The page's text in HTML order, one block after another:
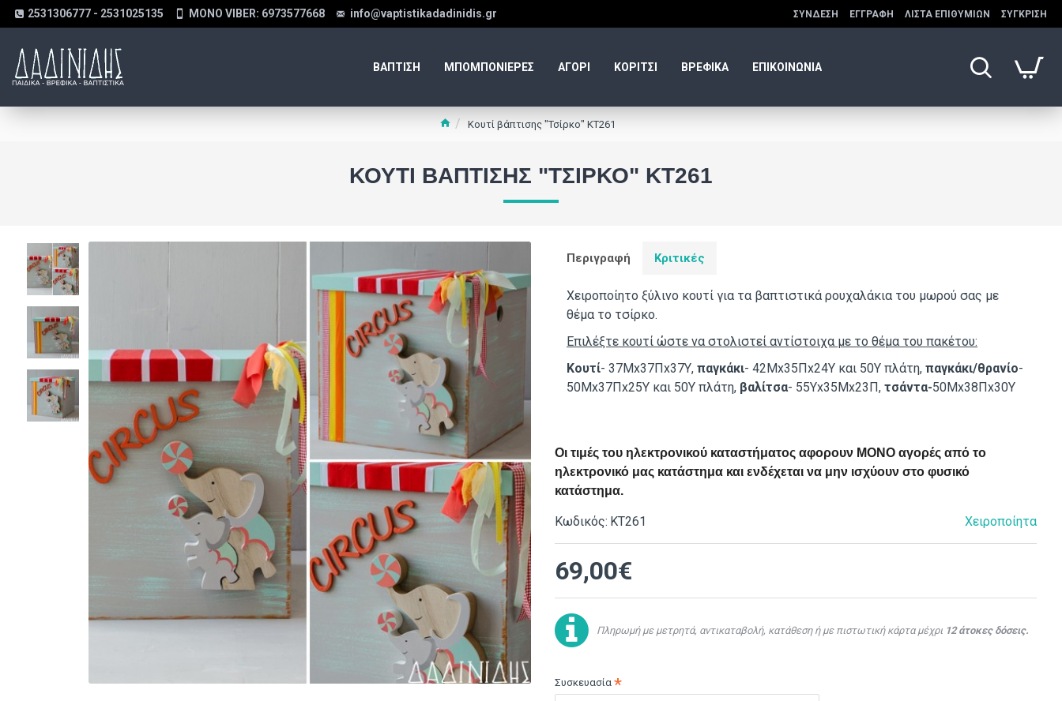
2531306777 - 2531025135 MONO VIBER: 6973577668 info@vaptistikadadinidis.gr ΣΎΝΔΕΣΗ ΕΓΓΡΑΦΉ ΛΊΣΤΑ ΕΠΙΘΥΜΙΏΝ ΣΎΓΚΡΙΣΗ
ΒΑΠΤΙΣΗ ΜΠΟΜΠΟΝΙΕΡΕΣ ΑΓΟΡΙ ΚΟΡΙΤΣΙ ΒΡΕΦΙΚΑ ΕΠΙΚΟΙΝΩΝΙΑ
Κουτί βάπτισης "Τσίρκο" ΚΤ261
ΚΟΥΤΊ ΒΆΠΤΙΣΗΣ "ΤΣΊΡΚΟ" ΚΤ261
Περιγραφή Κριτικές
Χειροποίητο ξύλινο κουτί για τα βαπτιστικά ρουχαλάκια του μωρού σας με
θέμα το τσίρκο.
Επιλέξτε κουτί ώστε να στολιστεί αντίστοιχα με το θέμα του πακέτου:
Κουτί- 37Mx37Πx37Υ, παγκάκι- 42Μx35Πx24Υ και 50Υ πλάτη, παγκάκι/θρανίο-
50Μx37Πx25Y και 50Υ πλάτη, βαλίτσα- 55Υx35Μx23Π, τσάντα-50Μx38Πx30Y
Οι τιμές του ηλεκτρονικού καταστήματος αφορουν ΜΟΝΟ αγορές από το
ηλεκτρονικό μας κατάστημα και ενδέχεται να μην ισχύουν στο φυσικό
κατάστημα.
Κωδικός: ΚΤ261 Χειροποίητα
69,00€
Συσκευασία
Πληρωμή με μετρητά, αντικαταβολή, κατάθεση ή με πιστωτική κάρτα μέχρι 12 άτοκες δόσεις.